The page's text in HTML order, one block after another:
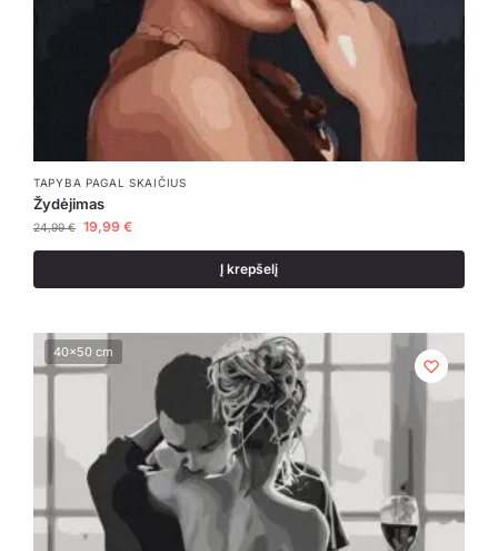
TAPYBA PAGAL SKAIČIUS
Žydėjimas
24,99€ 19,99 €
Į krepšelį
40x50 cm